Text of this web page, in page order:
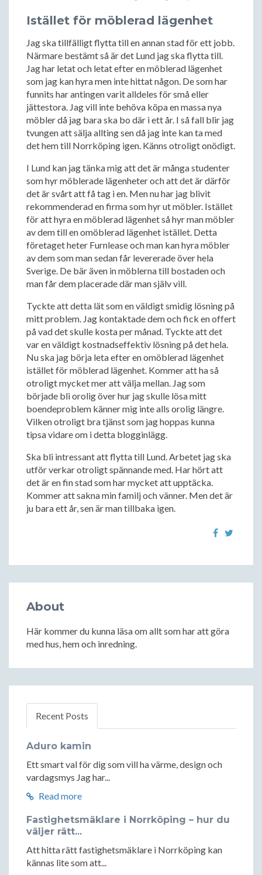
Istället för möblerad lägenhet
Jag ska tillfälligt flytta till en annan stad för ett jobb.
Närmare bestämt så är det Lund jag ska flytta till.
Jag har letat och letat efter en möblerad lägenhet
som jag kan hyra men inte hittat någon. De som har
funnits har antingen varit alldeles för små eller
jättestora. Jag vill inte behöva köpa en massa nya
möbler då jag bara ska bo där i ett år. I så fall blir jag
tvungen att sälja allting sen då jag inte kan ta med
det hem till Norrköping igen. Känns otroligt onödigt.
I Lund kan jag tänka mig att det är många studenter
som hyr möblerade lägenheter och att det är därför
det är svårt att få tag i en. Men nu har jag blivit
rekommenderad en firma som hyr ut möbler. Istället
för att hyra en möblerad lägenhet så hyr man möbler
av dem till en omöblerad lägenhet istället. Detta
företaget heter Furnlease och man kan hyra möbler
av dem som man sedan får levererade över hela
Sverige. De bär även in möblerna till bostaden och
man får dem placerade där man själv vill.
Tyckte att detta lät som en väldigt smidig lösning på
mitt problem. Jag kontaktade dem och fick en offert
på vad det skulle kosta per månad. Tyckte att det
var en väldigt kostnadseffektiv lösning på det hela.
Nu ska jag börja leta efter en omöblerad lägenhet
istället för möblerad lägenhet. Kommer att ha så
otroligt mycket mer att välja mellan. Jag som
började bli orolig över hur jag skulle lösa mitt
boendeproblem känner mig inte alls orolig längre.
Vilken otroligt bra tjänst som jag hoppas kunna
tipsa vidare om i detta blogginlägg.
Ska bli intressant att flytta till Lund. Arbetet jag ska
utför verkar otroligt spännande med. Har hört att
det är en fin stad som har mycket att upptäcka.
Kommer att sakna min familj och vänner. Men det är
ju bara ett år, sen är man tillbaka igen.
About
Här kommer du kunna läsa om allt som har att göra
med hus, hem och inredning.
Recent Posts
Aduro kamin
Ett smart val för dig som vill ha värme, design och
vardagsmys Jag har...
Read more
Fastighetsmäklare i Norrköping – hur du
väljer rätt...
Att hitta rätt fastighetsmäklare i Norrköping kan
kännas lite som att...